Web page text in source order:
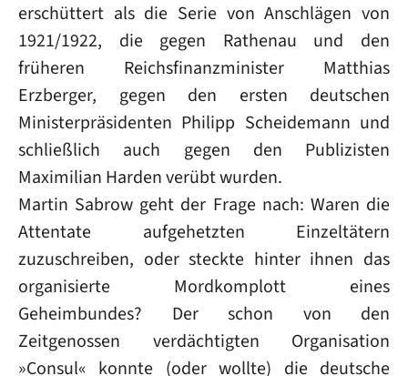
erschüttert als die Serie von Anschlägen von
1921/1922, die gegen Rathenau und den
früheren Reichsfinanzminister Matthias
Erzberger, gegen den ersten deutschen
Ministerpräsidenten Philipp Scheidemann und
schließlich auch gegen den Publizisten
Maximilian Harden verübt wurden.
Martin Sabrow geht der Frage nach: Waren die
Attentate aufgehetzten Einzeltätern
zuzuschreiben, oder steckte hinter ihnen das
organisierte Mordkomplott eines
Geheimbundes? Der schon von den
Zeitgenossen verdächtigten Organisation
»Consul« konnte (oder wollte) die deutsche